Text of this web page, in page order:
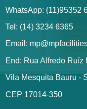
WhatsApp: (11)95352
Tel: (14) 3234 6365
Email:
End: Rua Alfredo Ruíz
Vila Mesquita Bauru -
CEP 17014-350